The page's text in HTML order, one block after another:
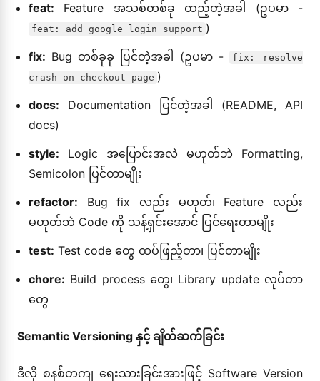
feat: Feature အသစ်တစ်ခု ထည့်တဲ့အခါ (ဥပမာ -
feat: add google login support )
fix: Bug တစ်ခုခု ပြင်တဲ့အခါ (ဥပမာ -
fix: resolve
crash on checkout page )
docs: Documentation ပြင်တဲ့အခါ (README, API
docs)
style: Logic အပြောင်းအလဲ မဟုတ်ဘဲ Formatting,
Semicolon ပြင်တာမျိုး
refactor: Bug fix လည်း မဟုတ်၊ Feature လည်း
မဟုတ်ဘဲ Code ကို သန့်ရှင်းအောင် ပြင်ရေးတာမျိုး
test: Test code တွေ ထပ်ဖြည့်တာ၊ ပြင်တာမျိုး
chore: Build process တွေ၊ Library update လုပ်တာ
တွေ
Semantic Versioning နှင့် ချိတ်ဆက်ခြင်း
ဒီလို စနစ်တကျ ရေးသားခြင်းအားဖြင့် Software Version